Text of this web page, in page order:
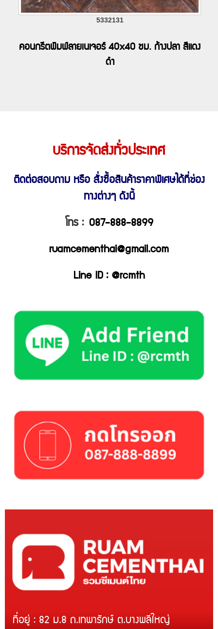
5332131
คอนกรีตพิมพ์ลายเนเจอร์ 40x40 ซม. ก้างปลา สีแดง
ดำ
บริการจัดส่งทั่วประเทศ
ติดต่อสอบถาม หรือ สั่งซื้อสินค้าราคาพิเศษได้ที่ช่อง
ทางต่างๆ ดังนี้
โทร : 087-888-8899
ruamcementhai@gmail.com
Line ID : @rcmth
ที่อยู่ : 82 ม.8 ถ.เทพารักษ์ ต.บางพลีใหญ่